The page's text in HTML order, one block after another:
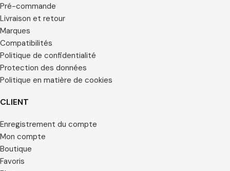
Pré-commande
Livraison et retour
Marques
Compatibilités
Politique de confidentialité
Protection des données
Politique en matière de cookies
CLIENT
Enregistrement du compte
Mon compte
Boutique
Favoris